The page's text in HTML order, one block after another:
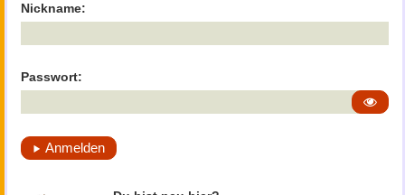
Nickname:
Passwort:
Anmelden